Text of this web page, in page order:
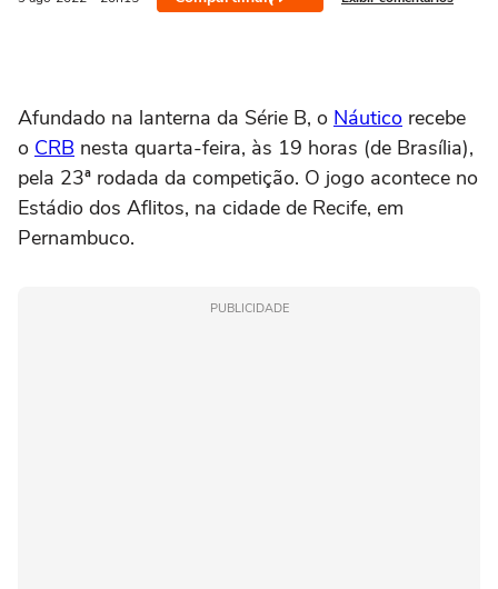
Afundado na lanterna da Série B, o Náutico recebe
o CRB nesta quarta-feira, às 19 horas (de Brasília),
pela 23ª rodada da competição. O jogo acontece no
Estádio dos Aflitos, na cidade de Recife, em
Pernambuco.
PUBLICIDADE